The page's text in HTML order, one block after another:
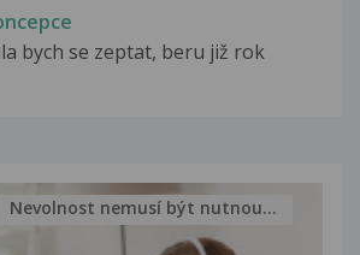
bych se zeptat, beru již rok
Nevolnost nemusí být nutnou...